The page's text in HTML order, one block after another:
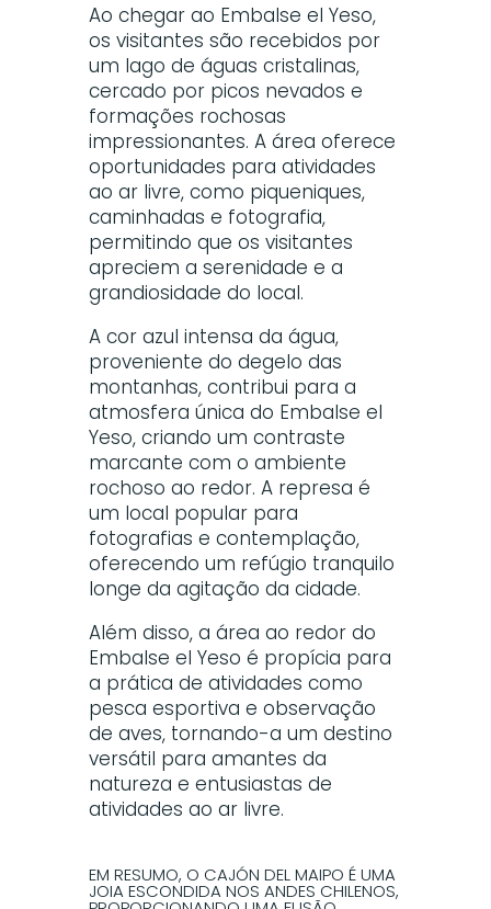
Ao chegar ao Embalse el Yeso,
os visitantes são recebidos por
um lago de águas cristalinas,
cercado por picos nevados e
formações rochosas
impressionantes. A área oferece
oportunidades para atividades
ao ar livre, como piqueniques,
caminhadas e fotografia,
permitindo que os visitantes
apreciem a serenidade e a
grandiosidade do local.
A cor azul intensa da água,
proveniente do degelo das
montanhas, contribui para a
atmosfera única do Embalse el
Yeso, criando um contraste
marcante com o ambiente
rochoso ao redor. A represa é
um local popular para
fotografias e contemplação,
oferecendo um refúgio tranquilo
longe da agitação da cidade.
Além disso, a área ao redor do
Embalse el Yeso é propícia para
a prática de atividades como
pesca esportiva e observação
de aves, tornando-a um destino
versátil para amantes da
natureza e entusiastas de
atividades ao ar livre.
EM RESUMO, O CAJÓN DEL MAIPO É UMA
JOIA ESCONDIDA NOS ANDES CHILENOS,